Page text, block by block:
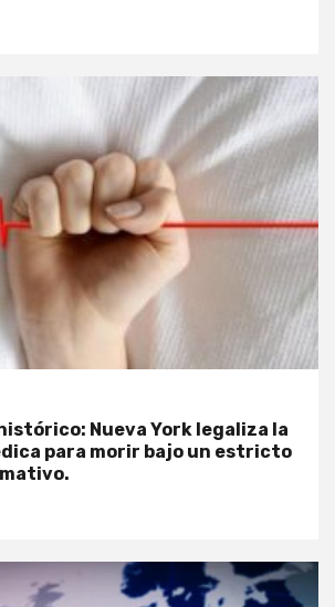
Nueva York legaliza la
para morir bajo un estricto